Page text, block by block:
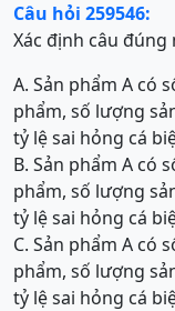
Câu hỏi 259546:
Xác định câu đúng
A. Sản phẩm A có
phẩm, số lượng
tỷ lệ sai hỏng cá
B. Sản phẩm A có
phẩm, số lượng
tỷ lệ sai hỏng cá
C. Sản phẩm A có
phẩm, số lượng
tỷ lệ sai hỏng cá